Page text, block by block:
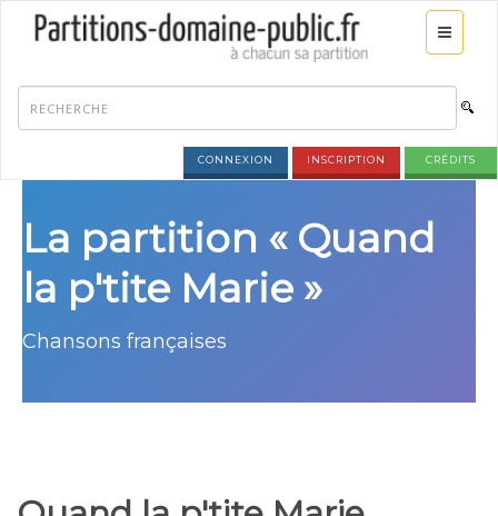
CONNEXION INSCRIPTION CRÉDITS
La partition « Quand
la p'tite Marie »
Chansons françaises